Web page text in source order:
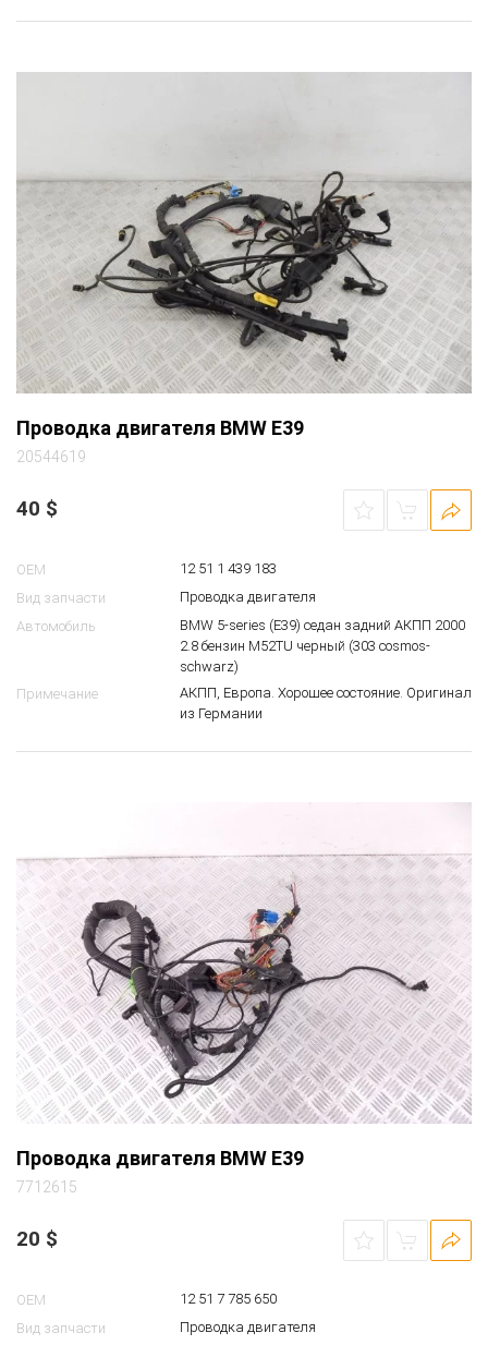
Проводка двигателя BMW E39
20544619
40 $
OEM
12 51 1 439 183
Вид запчасти
Проводка двигателя
Автомобиль
BMW 5-series (E39) седан задний АКПП 2000
2.8 бензин M52TU черный (303 cosmos-
schwarz)
Примечание
АКПП, Европа. Хорошее состояние. Оригинал
из Германии
Проводка двигателя BMW E39
7712615
20 $
OEM
12 51 7 785 650
Вид запчасти
Проводка двигателя